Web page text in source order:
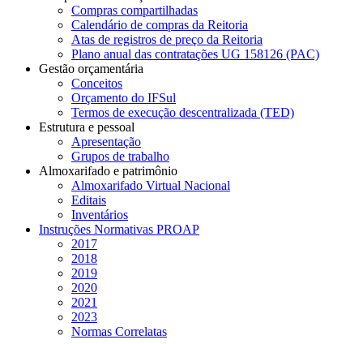
Compras compartilhadas
Calendário de compras da Reitoria
Atas de registros de preço da Reitoria
Plano anual das contratações UG 158126 (PAC)
Gestão orçamentária
Conceitos
Orçamento do IFSul
Termos de execução descentralizada (TED)
Estrutura e pessoal
Apresentação
Grupos de trabalho
Almoxarifado e patrimônio
Almoxarifado Virtual Nacional
Editais
Inventários
Instruções Normativas PROAP
2017
2018
2019
2020
2021
2023
Normas Correlatas